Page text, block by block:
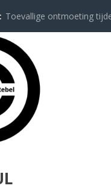
Toevallige ontmoeting